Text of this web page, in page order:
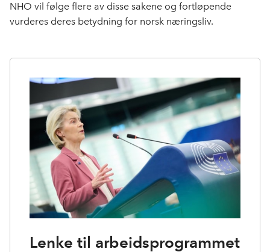
NHO vil følge flere av disse sakene og fortløpende
vurderes deres betydning for norsk næringsliv.
Lenke til arbeidsprogrammet